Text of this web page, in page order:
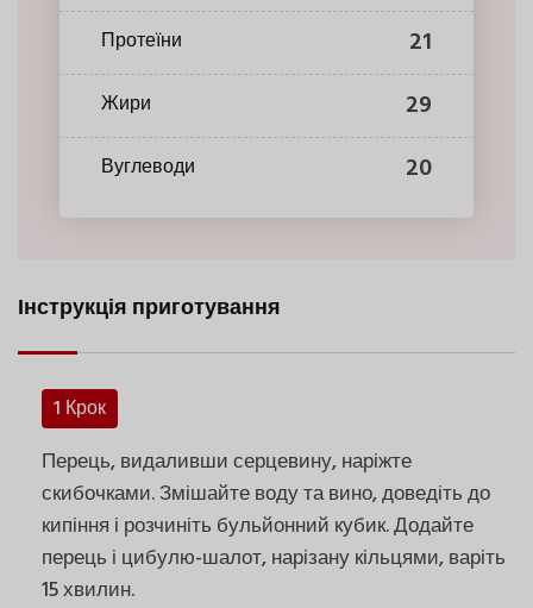
Протеїни 21
Жири 29
Вуглеводи 20
Інструкція приготування
1 Крок
Перець, видаливши серцевину, наріжте
скибочками. Змішайте воду та вино, доведіть до
кипіння і розчиніть бульйонний кубик. Додайте
перець і цибулю-шалот, нарізану кільцями, варіть
15 хвилин.